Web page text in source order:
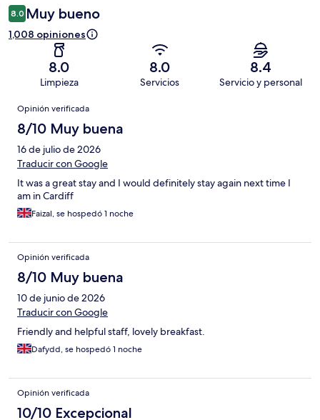
8.0 Muy bueno
1,008 opiniones
8.0
Limpieza
8.0
Servicios
8.4
Servicio y personal
Opiniones
Opinión verificada
8/10 Muy buena
16 de julio de 2026
Traducir con Google
It was a great stay and I would definitely stay again next time I
am in Cardiff
Faizal, se hospedó 1 noche
Opinión verificada
8/10 Muy buena
10 de junio de 2026
Traducir con Google
Friendly and helpful staff, lovely breakfast.
Dafydd, se hospedó 1 noche
Opinión verificada
10/10 Excepcional